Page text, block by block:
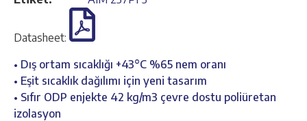
Datasheet:
• Dış ortam sıcaklığı +43°C %65 nem oranı
• Eşit sıcaklık dağılımı için yeni tasarım
• Sıfır ODP enjekte 42 kg/m3 çevre dostu poliüretan
izolasyon